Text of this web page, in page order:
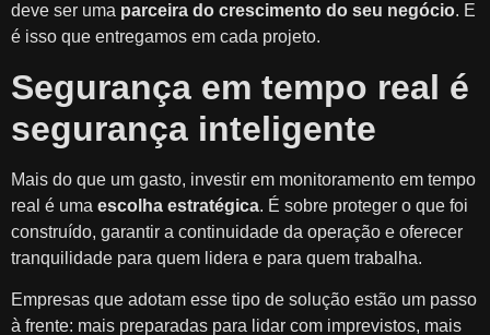
deve ser uma parceira do crescimento do seu negócio. E
é isso que entregamos em cada projeto.
Segurança em tempo real é
segurança inteligente
Mais do que um gasto, investir em monitoramento em tempo
real é uma escolha estratégica. É sobre proteger o que foi
construído, garantir a continuidade da operação e oferecer
tranquilidade para quem lidera e para quem trabalha.
Empresas que adotam esse tipo de solução estão um passo
à frente: mais preparadas para lidar com imprevistos, mais